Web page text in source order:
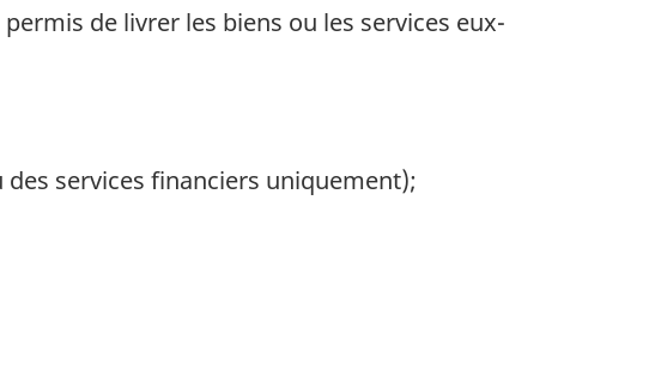
de livrer les biens ou les services eux-
services financiers uniquement);